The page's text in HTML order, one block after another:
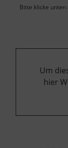
Bitte klicke unten
Um
hier